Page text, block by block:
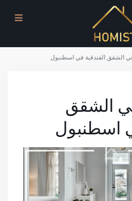
في الشقق الفندقية في اسطنبول
الشقق
اسطنبول